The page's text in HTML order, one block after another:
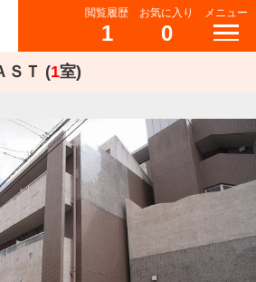
閲覧履歴
1
お気に入り
0
メニュー
ＳＴ (1室)